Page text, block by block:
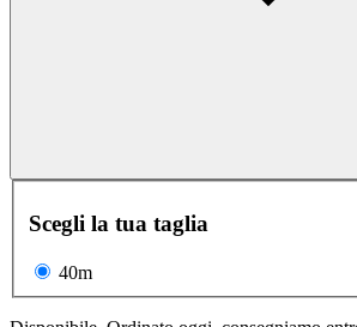
Scegli la tua taglia
40m